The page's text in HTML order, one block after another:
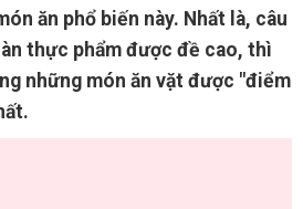
ăn phổ biến này. Nhất là, câu
thực phẩm được đề cao, thì
những món ăn vặt được "điểm